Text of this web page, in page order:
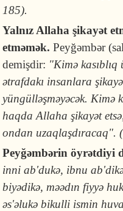
185).
Yalnız Allaha şikayət
etməmək. Peyğəmbər
demişdir: "Kimə
ətrafdakı insanlara
yüngülləşməyəcək. Kimə
haqda Allaha şikayət
ondan
Peyğəmbərin öyrətdiyi
inni ab'dukə, ibnu
biyədikə, məədın fiyyə
əs'əlukə bikulli ismin